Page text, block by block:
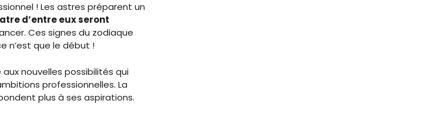
! Les astres préparent un
d’entre eux seront
Ces signes du zodiaque
n’est que le début !
nouvelles possibilités qui
professionnelles. La
plus à ses aspirations.